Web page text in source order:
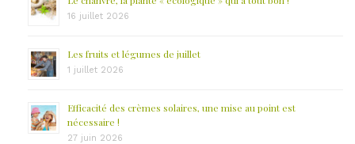
16 juillet 2026
Les fruits et légumes de juillet
1 juillet 2026
Efficacité des crèmes solaires, une mise au point est
nécessaire !
27 juin 2026